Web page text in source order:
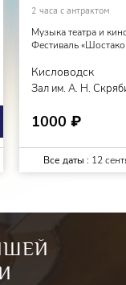
2 часа с антрактом
Музыка театра и
Фестиваль
Кисловодск
Зал им. А. Н.
1000 ₽
Все даты : 12